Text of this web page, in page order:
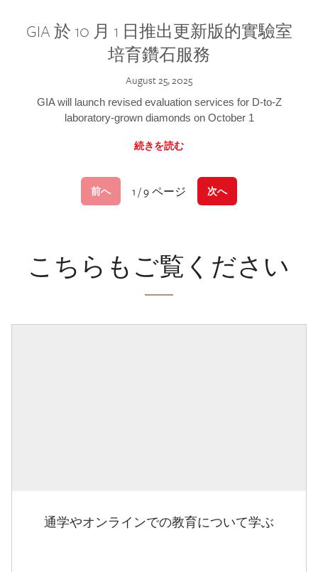
GIA 於 10 月 1 日推出更新版的實驗室
培育鑽石服務
August 25, 2025
GIA will launch revised evaluation services for D-to-Z
laboratory-grown diamonds on October 1
続きを読む
前へ 1 / 9 ページ 次へ
こちらもご覧ください
通学やオンラインでの教育について学ぶ